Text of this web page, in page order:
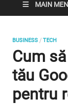
MAIN
BUSINESS / TECH
Cum
tău
pentru